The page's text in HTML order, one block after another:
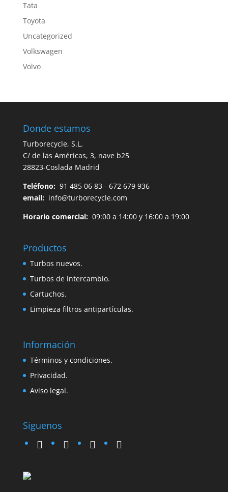
Tata
Toyota
Uncategorized
Volkswagen
Volvo
Donde estamos
Turborecycle, S.L.
C/ de las Américas, 3, nave b25
28823-Coslada Madrid
Teléfono: 91 485 06 83 - 672 679 936
email: info@turborecycle.com
Horario comercial:09:00 a 14:00 y 16:00 a 19:00
Productos
Turbos nuevos.
Turbos de intercambio.
Cartuchos.
Limpieza filtros antipartículas.
Información
Términos y condiciones.
Privacidad.
Aviso legal.
Siguenos
twitter instagramfacebook google